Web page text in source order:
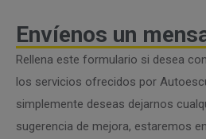
Envíenos un
Rellena este formulario si desea
los servicios ofrecidos por
simplemente deseas dejarnos
sugerencia de mejora, estaremos